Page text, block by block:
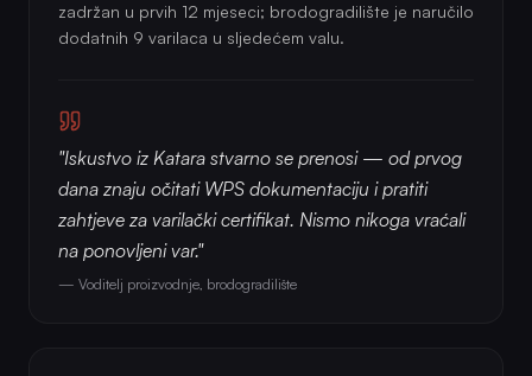
zadržan u prvih 12 mjeseci; brodogradilište je naručilo
dodatnih 9 varilaca u sljedećem valu.
"Iskustvo iz Katara stvarno se prenosi — od prvog
dana znaju očitati WPS dokumentaciju i pratiti
zahtjeve za varilački certifikat. Nismo nikoga vraćali
na ponovljeni var."
— Voditelj proizvodnje, brodogradilište